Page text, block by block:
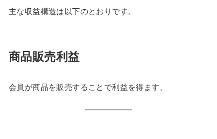
主な収益構造は以下のとおりです。
商品販売利益
会員が商品を販売することで利益を得ます。